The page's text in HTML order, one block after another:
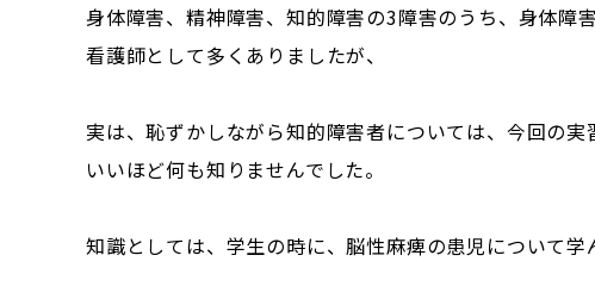
身体障害、精神障害、知的障害の3障害のうち、身体障
看護師として多くありましたが、
実は、恥ずかしながら知的障害者については、今回の
いいほど何も知りませんでした。
知識としては、学生の時に、脳性麻痺の患児について学